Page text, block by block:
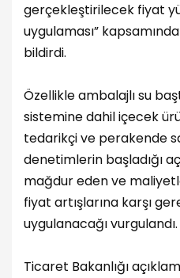
gerçekleştirilecek fiyat
uygulaması”
bildirdi.
Özellikle ambalajlı su
sistemine dahil içecek
tedarikçi ve perakende
denetimlerin başladığı
mağdur eden ve
fiyat artışlarına karşı
uygulanacağı vurgulandı.
Ticaret Bakanlığı